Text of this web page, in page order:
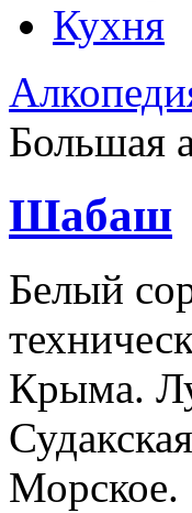
Кухня
Большая
Шабаш
Белый
Крыма.
Морское.